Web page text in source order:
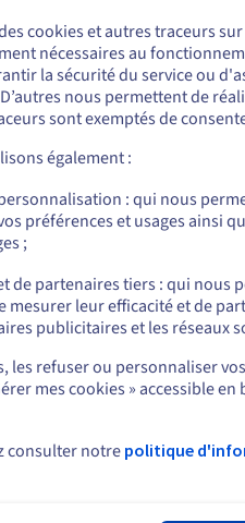
(HPC)
nécessaires au calcul
massif de données.
Grade robustes,
pour cet usage,
de mémoire et de
News
Espace presse
Réseaux sociaux
en États-Unis.
de votre pays (États-Unis) et
Anglais USD - $
ou
cookies et autres traceurs
nécessaires au
la sécurité du service ou
nous permettent de
sont exemptés de
également :
: qui nous
préférences et usages ainsi
;
de partenaires tiers : qui nous
mesurer leur efficacité et de
publicitaires et les réseaux
les refuser ou personnaliser
mes cookies » accessible en
consulter notrepolitique